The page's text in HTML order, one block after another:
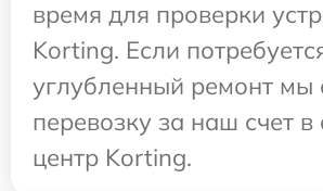
время для проверки
Korting. Если
углубленный ремонт мы
перевозку за наш счет
центр Korting.